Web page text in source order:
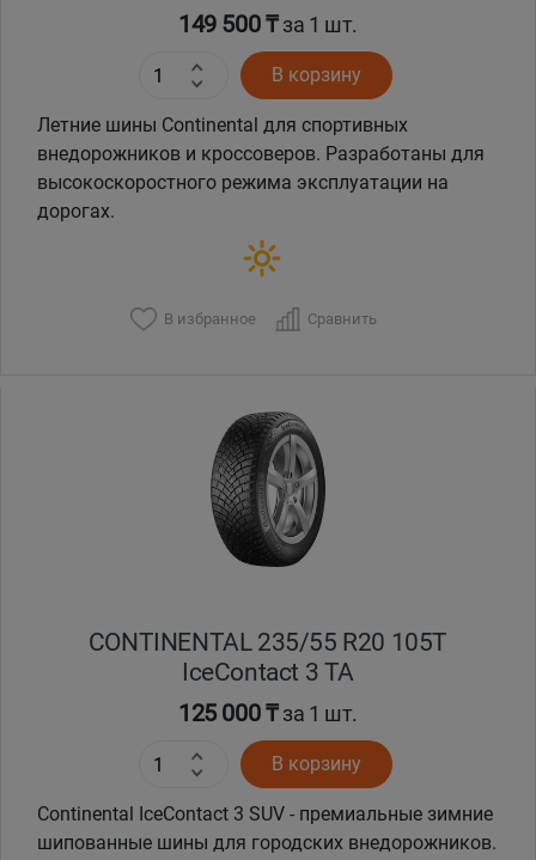
149 500 ₸за 1 шт.
В корзину
Летние шины Continental для спортивных
внедорожников и кроссоверов. Разработаны для
высокоскоростного режима эксплуатации на
дорогах.
В избранное Сравнить
CONTINENTAL 235/55 R20 105T
IceContact 3 TA
125 000 ₸за 1 шт.
В корзину
Continental IceContact 3 SUV - премиальные зимние
шипованные шины для городских внедорожников.